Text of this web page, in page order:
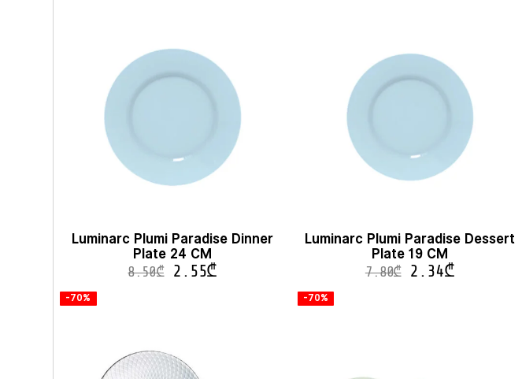
Luminarc Plumi Paradise Dinner
Plate 24 CM
8.50₾ 2.55₾
Luminarc Plumi Paradise Dessert
Plate 19 CM
7.80₾ 2.34₾
-70% -70%